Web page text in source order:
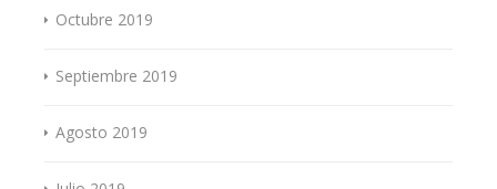
Octubre 2019
Septiembre 2019
Agosto 2019